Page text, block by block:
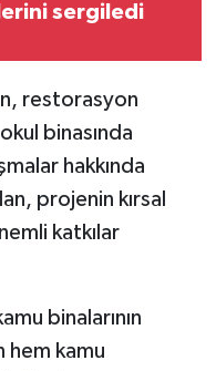
sergiledi
restorasyon
binasında
hakkında
projenin kırsal
katkılar
binalarının
hem kamu